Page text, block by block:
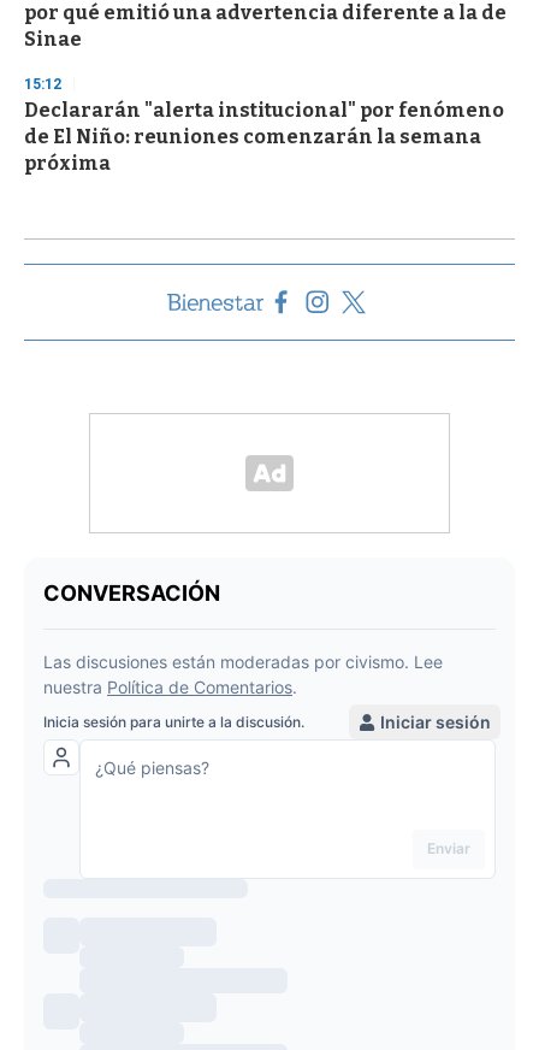
por qué emitió una advertencia diferente a la de
Sinae
15:12
Declararán "alerta institucional" por fenómeno
de El Niño: reuniones comenzarán la semana
próxima